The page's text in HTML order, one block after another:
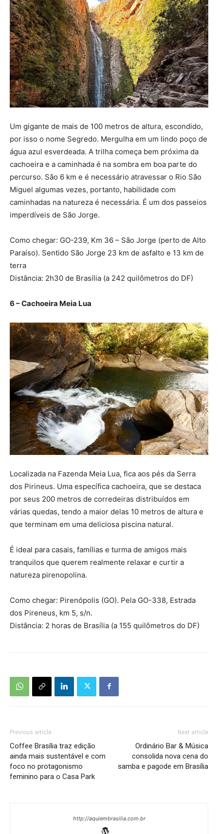
Um gigante de mais de 100 metros de altura, escondido,
por isso o nome Segredo. Mergulha em um lindo poço de
água azul esverdeada. A trilha começa bem próxima da
cachoeira e a caminhada é na sombra em boa parte do
percurso. São 6 km e é necessário atravessar o Rio São
Miguel algumas vezes, portanto, habilidade com
caminhadas na natureza é necessária. É um dos passeios
imperdíveis de São Jorge.
Como chegar: GO-239, Km 36 – São Jorge (perto de Alto
Paraíso). Sentido São Jorge 23 km de asfalto e 13 km de
terra
Distância: 2h30 de Brasília (a 242 quilômetros do DF)
6 – Cachoeira Meia Lua
Localizada na Fazenda Meia Lua, fica aos pés da Serra
dos Pirineus. Uma específica cachoeira, que se destaca
por seus 200 metros de corredeiras distribuídos em
várias quedas, tendo a maior delas 10 metros de altura e
que terminam em uma deliciosa piscina natural.
É ideal para casais, famílias e turma de amigos mais
tranquilos que querem realmente relaxar e curtir a
natureza pirenopolina.
Como chegar: Pirenópolis (GO). Pela GO-338, Estrada
dos Pireneus, km 5, s/n.
Distância: 2 horas de Brasília (a 155 quilômetros do DF)
Previous article
Coffee Brasília traz edição
ainda mais sustentável e com
foco no protagonismo
feminino para o Casa Park
Next article
Ordinário Bar & Música
consolida nova cena do
samba e pagode em Brasília
http://aquiembrasilia.com.br